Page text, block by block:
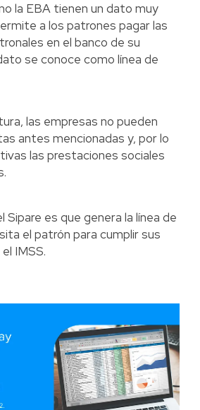
la EBA tienen un dato muy
a los patrones pagar las
en el banco de su
se conoce como línea de
las empresas no pueden
antes mencionadas y, por lo
las prestaciones sociales
Sipare es que genera la línea de
el patrón para cumplir sus
IMSS.